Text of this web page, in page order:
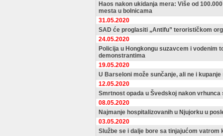
Haos nakon ukidanja mera: Više od
mesta u bolnicama
31.05.2020
SAD će proglasiti „Antifu” terorističkom
24.05.2020
Policija u Hongkongu suzavcem i vodenim
demonstrantima
19.05.2020
U Barseloni može sunčanje, ali ne i kupanje
12.05.2020
Smrtnost opada u Švedskoj nakon vrhunca
08.05.2020
Najmanje hospitalizovanih u Njujorku u
03.05.2020
Službe se i dalje bore sa tinjajućom vatrom